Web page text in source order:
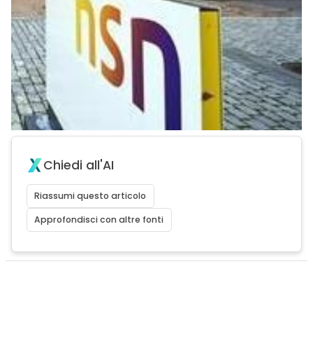
Chiedi all'AI
Riassumi questo articolo
Approfondisci con altre fonti